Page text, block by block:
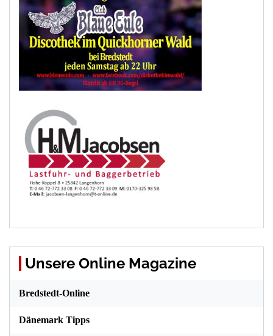
Unsere Online Magazine
Bredstedt-Online
Dänemark Tipps